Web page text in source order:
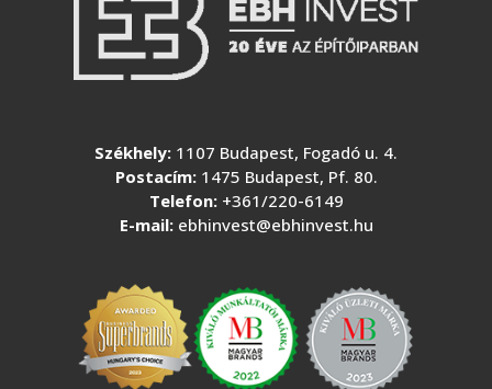
Székhely: 1107 Budapest, Fogadó u. 4.
Postacím:1475 Budapest, Pf. 80.
Telefon: +361/220-6149
E-mail: ebhinvest@ebhinvest.hu